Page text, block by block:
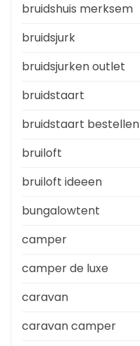
bruidshuis merksem
bruidsjurk
bruidsjurken outlet
bruidstaart
bruidstaart bestellen
bruiloft
bruiloft ideeen
bungalowtent
camper
camper de luxe
caravan
caravan camper